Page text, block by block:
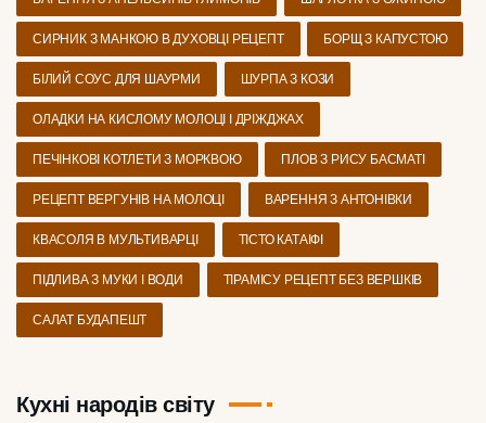
СИРНИК З МАНКОЮ В ДУХОВЦІ РЕЦЕПТ БОРЩ З КАПУСТОЮ
БІЛИЙ СОУС ДЛЯ ШАУРМИ ШУРПА З КОЗИ
ОЛАДКИ НА КИСЛОМУ МОЛОЦІ І ДРІЖДЖАХ
ПЕЧІНКОВІ КОТЛЕТИ З МОРКВОЮ ПЛОВ З РИСУ БАСМАТІ
РЕЦЕПТ ВЕРГУНІВ НА МОЛОЦІ ВАРЕННЯ З АНТОНІВКИ
КВАСОЛЯ В МУЛЬТИВАРЦІ ТІСТО КАТАІФІ
ПІДЛИВА З МУКИ І ВОДИ ТІРАМІСУ РЕЦЕПТ БЕЗ ВЕРШКІВ
САЛАТ БУДАПЕШТ
Кухні народів світу